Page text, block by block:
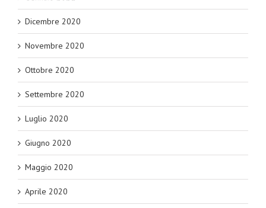
Dicembre 2020
Novembre 2020
Ottobre 2020
Settembre 2020
Luglio 2020
Giugno 2020
Maggio 2020
Aprile 2020